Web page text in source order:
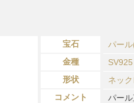
宝石
パー
金種
SV925
形状
ネッ
コメント
パー